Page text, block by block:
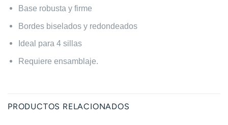
Base robusta y firme
Bordes biselados y redondeados
Ideal para 4 sillas
Requiere ensamblaje.
PRODUCTOS RELACIONADOS